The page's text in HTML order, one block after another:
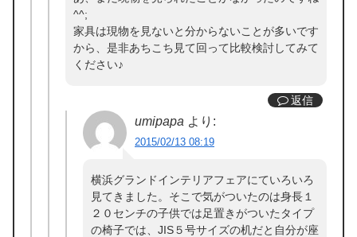
^^;
家具は現物を見ないと分からないことが多いです
から、是非あちこち見て回って比較検討してみて
ください♪
返信
umipapa より:
2015/02/13 08:19
横浜グランドインテリアフェアにていろいろ
見てきました。そこで気がついたのは身長１
２０センチの子供では足置きがついたタイプ
の椅子では、JIS５号サイズの机だと自分が座